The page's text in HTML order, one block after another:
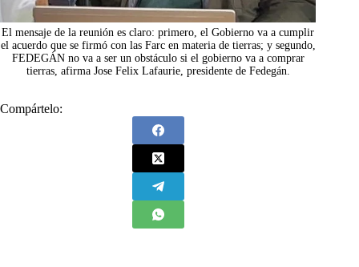
El mensaje de la reunión es claro: primero, el Gobierno va a cumplir
el acuerdo que se firmó con las Farc en materia de tierras; y segundo,
FEDEGÁN no va a ser un obstáculo si el gobierno va a comprar
tierras, afirma Jose Felix Lafaurie, presidente de Fedegán.
Compártelo: